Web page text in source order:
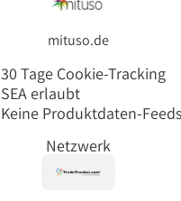
mituso.de
30 Tage Cookie-Tracking
SEA erlaubt
Keine Produktdaten-Feeds
Netzwerk